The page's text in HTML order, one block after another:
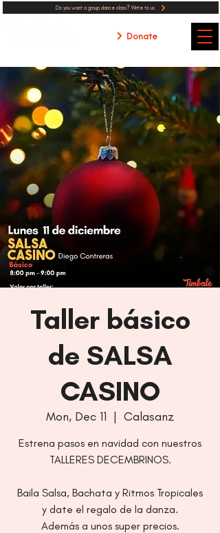
Do you want a group dance class? Write to us
Donate
Taller básico
de SALSA
CASINO
Mon, Dec 11
  |
Calasanz
Estrena pasos en navidad con nuestros
TALLERES DECEMBRINOS.
Baila Salsa, Bachata y Ritmos Tropicales
y date el regalo de la danza.
Además a unos super precios.